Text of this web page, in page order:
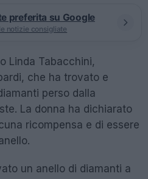
preferita su Google
notizie consigliate
Linda Tabacchini,
che ha trovato e
perso dalla
La donna ha dichiarato
ricompensa e di essere
un anello di diamanti a